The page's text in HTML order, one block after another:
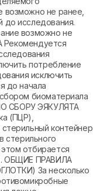
возможно не ранее,
до исследования.
возможно не
потребление
исключить
до начала
биоматериала
СБОРУ ЭЯКУЛЯТА
(ПЦР),
контейнер
стерильного
отбирается
ОБЩИЕ ПРАВИЛА
За несколько